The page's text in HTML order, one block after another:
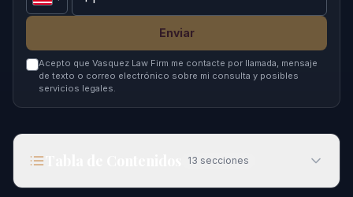
Enviar
Acepto que Vasquez Law Firm me contacte por llamada, mensaje
de texto o correo electrónico sobre mi consulta y posibles
servicios legales.
13 secciones